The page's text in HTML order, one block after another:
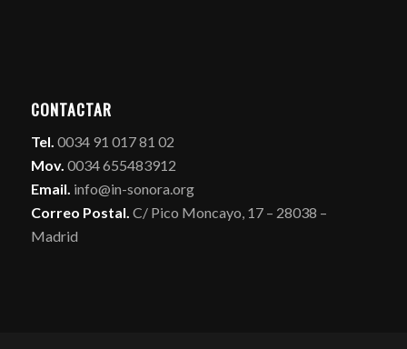
CONTACTAR
Tel. 0034 91 017 81 02
Mov. 0034 655483912
Email. info@in-sonora.org
Correo Postal. C/ Pico Moncayo, 17 – 28038 –
Madrid